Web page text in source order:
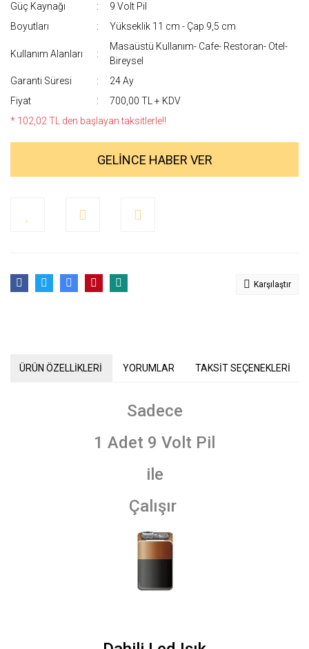
Güç Kaynağı
9 Volt Pil
Boyutları
Yükseklik 11 cm - Çap 9,5 cm
Kullanım Alanları
Masaüstü Kullanım- Cafe- Restoran- Otel-
Bireysel
Garanti Süresi
24 Ay
Fiyat
700,00 TL + KDV
* 102,02 TL den başlayan taksitlerle!!
GELİNCE HABER VER
Karşılaştır
ÜRÜN ÖZELLİKLERİ YORUMLAR TAKSİT SEÇENEKLERİ
Sadece
1 Adet 9 Volt Pil
ile
Çalışır